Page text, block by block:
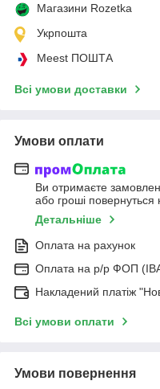
Магазини Rozetka
Укрпошта
Meest ПОШТА
Всі умови доставки
Умови оплати
Ви отримаєте
або гроші повернуться
Детальніше
Оплата на рахунок
Оплата на р/р ФОП
Накладений платіж
Всі умови оплати
Умови повернення